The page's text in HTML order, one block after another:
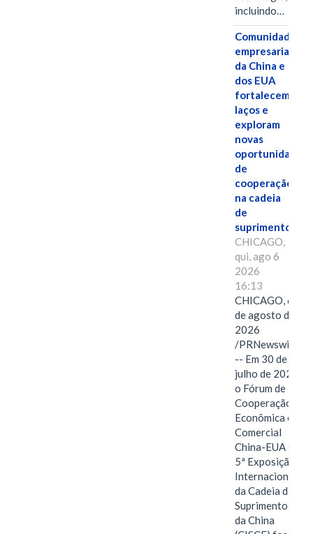
incluindo…
Comunidades
empresariais
da China e
dos EUA
fortalecem
laços e
exploram
novas
oportunidades
de
cooperação
na cadeia
de
suprimentos.
CHICAGO,
qui, ago 6
2026
16:13
CHICAGO, 6
de agosto de
2026
/PRNewswire/
-- Em 30 de
julho de 2026,
o Fórum de
Cooperação
Econômica e
Comercial
China-EUA e a
5ª Exposição
Internacional
da Cadeia de
Suprimentos
da China